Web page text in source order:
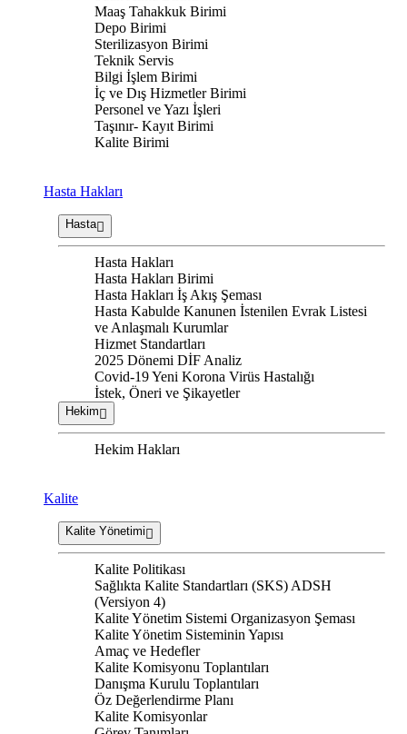
Maaş Tahakkuk Birimi
Depo Birimi
Sterilizasyon Birimi
Teknik Servis
Bilgi İşlem Birimi
İç ve Dış Hizmetler Birimi
Personel ve Yazı İşleri
Taşınır- Kayıt Birimi
Kalite Birimi
Hasta Hakları
Hasta
Hasta Hakları
Hasta Hakları Birimi
Hasta Hakları İş Akış Şeması
Hasta Kabulde Kanunen İstenilen Evrak Listesi
ve Anlaşmalı Kurumlar
Hizmet Standartları
2025 Dönemi DİF Analiz
Covid-19 Yeni Korona Virüs Hastalığı
İstek, Öneri ve Şikayetler
Hekim
Hekim Hakları
Kalite
Kalite Yönetimi
Kalite Politikası
Sağlıkta Kalite Standartları (SKS) ADSH
(Versiyon 4)
Kalite Yönetim Sistemi Organizasyon Şeması
Kalite Yönetim Sisteminin Yapısı
Amaç ve Hedefler
Kalite Komisyonu Toplantıları
Danışma Kurulu Toplantıları
Öz Değerlendirme Planı
Kalite Komisyonlar